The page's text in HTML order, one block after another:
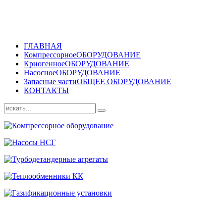
ГЛАВНАЯ
КомпрессорноеОБОРУДОВАНИЕ
КриогенноеОБОРУДОВАНИЕ
НасосноеОБОРУДОВАНИЕ
Запасные частиОБЩЕЕ ОБОРУДОВАНИЕ
КОНТАКТЫ